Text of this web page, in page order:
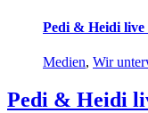
Pedi & Heidi live
Medien, Wir
Pedi & Heidi